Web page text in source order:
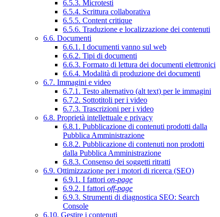
6.5.3. Microtesti
6.5.4. Scrittura collaborativa
6.5.5. Content critique
6.5.6. Traduzione e localizzazione dei contenuti
6.6. Documenti
6.6.1. I documenti vanno sul web
6.6.2. Tipi di documenti
6.6.3. Formato di lettura dei documenti elettronici
6.6.4. Modalità di produzione dei documenti
6.7. Immagini e video
6.7.1. Testo alternativo (alt text) per le immagini
6.7.2. Sottotitoli per i video
6.7.3. Trascrizioni per i video
6.8. Proprietà intellettuale e privacy
6.8.1. Pubblicazione di contenuti prodotti dalla
Pubblica Amministrazione
6.8.2. Pubblicazione di contenuti non prodotti
dalla Pubblica Amministrazione
6.8.3. Consenso dei soggetti ritratti
6.9. Ottimizzazione per i motori di ricerca (SEO)
6.9.1. I fattori on-page
6.9.2. I fattori off-page
6.9.3. Strumenti di diagnostica SEO: Search
Console
6.10. Gestire i contenuti